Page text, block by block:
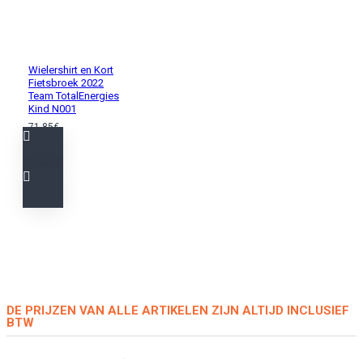
Wielershirt en Kort
Fietsbroek 2022
Team TotalEnergies
Kind N001
71,85€
DE PRIJZEN VAN ALLE ARTIKELEN ZIJN ALTIJD INCLUSIEF
BTW